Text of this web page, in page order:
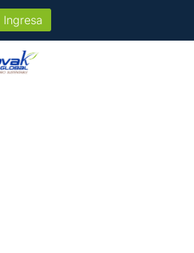
Ingresa